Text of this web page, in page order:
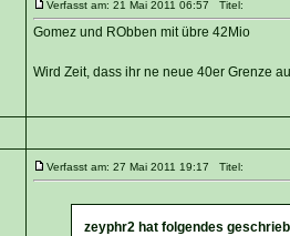
Verfasst am: 21 Mai 2011 06:57 Titel:
Gomez und RObben mit übre 42Mio
Wird Zeit, dass ihr ne neue 40er Grenze
Verfasst am: 27 Mai 2011 19:17 Titel:
zeyphr2 hat folgendes